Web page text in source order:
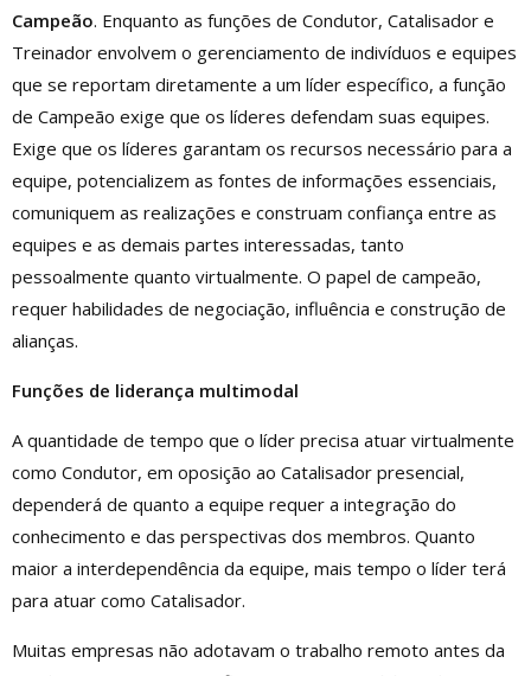
Campeão. Enquanto as funções de Condutor, Catalisador e
Treinador envolvem o gerenciamento de indivíduos e equipes
que se reportam diretamente a um líder específico, a função
de Campeão exige que os líderes defendam suas equipes.
Exige que os líderes garantam os recursos necessário para a
equipe, potencializem as fontes de informações essenciais,
comuniquem as realizações e construam confiança entre as
equipes e as demais partes interessadas, tanto
pessoalmente quanto virtualmente. O papel de campeão,
requer habilidades de negociação, influência e construção de
alianças.
Funções de liderança multimodal
A quantidade de tempo que o líder precisa atuar virtualmente
como Condutor, em oposição ao Catalisador presencial,
dependerá de quanto a equipe requer a integração do
conhecimento e das perspectivas dos membros. Quanto
maior a interdependência da equipe, mais tempo o líder terá
para atuar como Catalisador.
Muitas empresas não adotavam o trabalho remoto antes da